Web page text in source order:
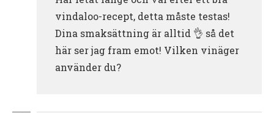
vindaloo-recept, detta måste testas!
Dina smaksättning är alltid 👌 så det
här ser jag fram emot! Vilken vinäger
använder du?